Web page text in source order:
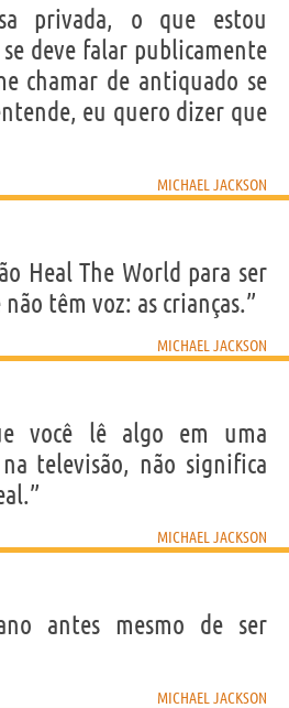
privada, o que estou
deve falar publicamente
chamar de antiquado se
eu quero dizer que
MICHAEL JACKSON
Heal The World para ser
têm voz: as crianças.”
MICHAEL JACKSON
você lê algo em uma
televisão, não significa
MICHAEL JACKSON
antes mesmo de ser
MICHAEL JACKSON